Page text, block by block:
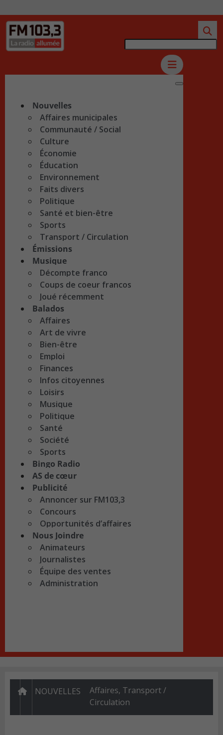
Nouvelles
Affaires municipales
Communauté / Social
Culture
Économie
Éducation
Environnement
Faits divers
Politique
Santé et bien-être
Sports
Transport / Circulation
Émissions
Musique
Décompte franco
Coups de coeur francos
Joué récemment
Balados
Affaires
Art de vivre
Bien-être
Emploi
Finances
Infos citoyennes
Loisirs
Musique
Politique
Santé
Société
Sports
Bingo Radio
AS de cœur
Publicité
Annoncer sur FM103,3
Concours
Opportunités d’affaires
Nous Joindre
Animateurs
Journalistes
Équipe des ventes
Administration
NOUVELLES Affaires, Transport /
Circulation